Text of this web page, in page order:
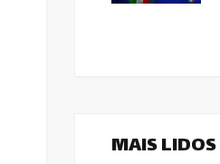
MAIS LIDOS